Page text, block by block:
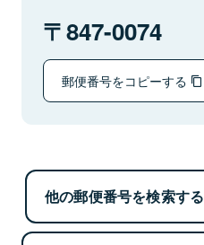
847-0074
郵便番号をコピーする
他の郵便番号を検索する